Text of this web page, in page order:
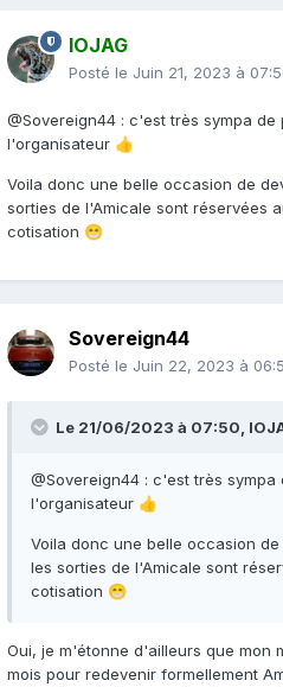
IOJAG
Posté le Juin 21, 2023 à
@Sovereign44 : c'est très sympa de
l'organisateur 👍
Voila donc une belle occasion de
sorties de l'Amicale sont réservées
cotisation 😁
Sovereign44
Posté le Juin 22, 2023 à
Le 21/06/2023 à 07:50,
@Sovereign44 : c'est très sympa
l'organisateur 👍
Voila donc une belle occasion
les sorties de l'Amicale sont
cotisation 😁
Oui, je m'étonne d'ailleurs que mon
mois pour redevenir formellement